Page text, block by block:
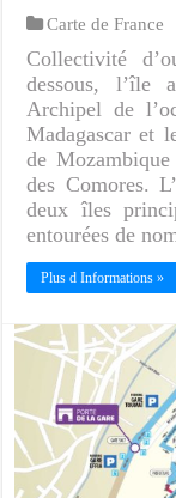
Carte de France
Collectivité
dessous, l’île
Archipel de
Madagascar et
de
des Comores.
deux îles
entourées de
Plus d Informations »